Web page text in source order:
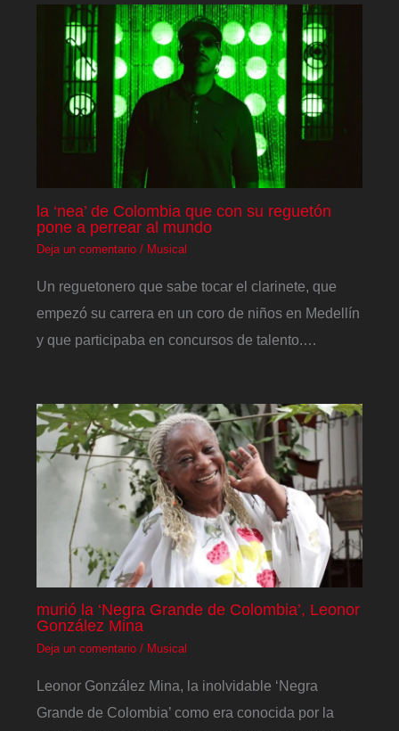
la ‘nea’ de Colombia que con su reguetón
pone a perrear al mundo
Deja un comentario / Musical
Un reguetonero que sabe tocar el clarinete, que
empezó su carrera en un coro de niños en Medellín
y que participaba en concursos de talento.…
murió la ‘Negra Grande de Colombia’, Leonor
González Mina
Deja un comentario / Musical
Leonor González Mina, la inolvidable ‘Negra
Grande de Colombia’ como era conocida por la